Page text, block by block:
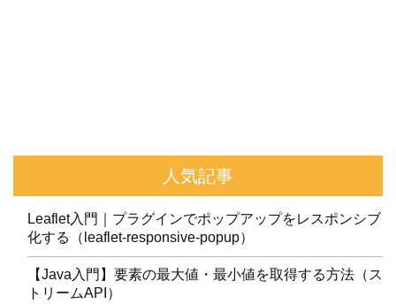
人気記事
Leaflet入門｜プラグインでポップアップをレスポンシブ
化する（leaflet-responsive-popup）
【Java入門】要素の最大値・最小値を取得する方法（ス
トリームAPI）